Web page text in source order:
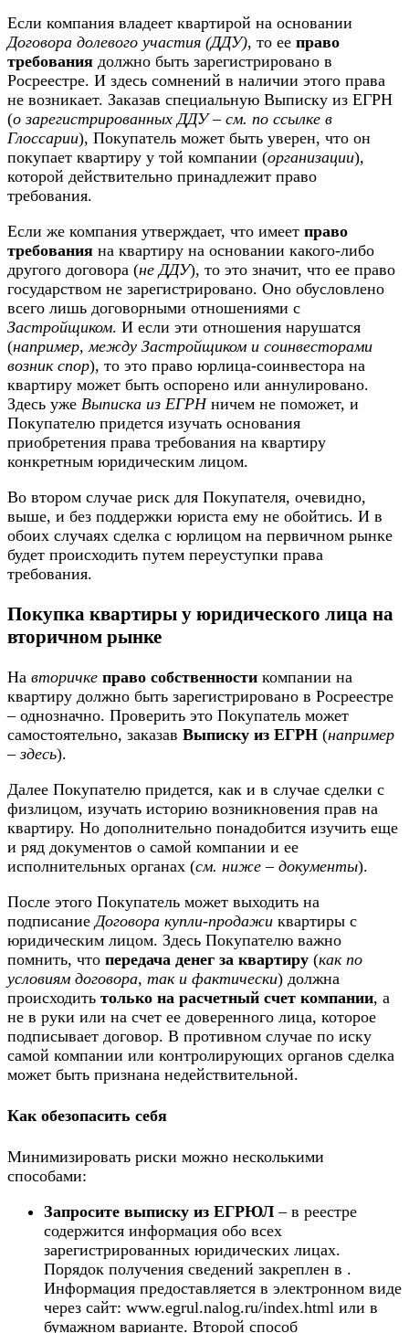
Если компания владеет квартирой на основании
Договора долевого участия (ДДУ), то ее право
требования должно быть зарегистрировано в
Росреестре. И здесь сомнений в наличии этого права
не возникает. Заказав специальную Выписку из ЕГРН
(о зарегистрированных ДДУ – см. по ссылке в
Глоссарии), Покупатель может быть уверен, что он
покупает квартиру у той компании (организации),
которой действительно принадлежит право
требования.
Если же компания утверждает, что имеет право
требования на квартиру на основании какого-либо
другого договора (не ДДУ), то это значит, что ее право
государством не зарегистрировано. Оно обусловлено
всего лишь договорными отношениями с
Застройщиком. И если эти отношения нарушатся
(например, между Застройщиком и соинвесторами
возник спор), то это право юрлица-соинвестора на
квартиру может быть оспорено или аннулировано.
Здесь уже Выписка из ЕГРНничем не поможет, и
Покупателю придется изучать основания
приобретения права требования на квартиру
конкретным юридическим лицом.
Во втором случае риск для Покупателя, очевидно,
выше, и без поддержки юриста ему не обойтись. И в
обоих случаях сделка с юрлицом на первичном рынке
будет происходить путем переуступки права
требования.
Покупка квартиры у юридического лица на
вторичном рынке
На вторичке право собственности компании на
квартиру должно быть зарегистрировано в Росреестре
– однозначно. Проверить это Покупатель может
самостоятельно, заказав Выписку из ЕГРН (например
– здесь).
Далее Покупателю придется, как и в случае сделки с
физлицом, изучать историю возникновения прав на
квартиру. Но дополнительно понадобится изучить еще
и ряд документов о самой компании и ее
исполнительных органах (см. ниже – документы).
После этого Покупатель может выходить на
подписание Договора купли-продажи квартиры с
юридическим лицом. Здесь Покупателю важно
помнить, что передача денег за квартиру (как по
условиям договора, так и фактически) должна
происходить только на расчетный счет компании, а
не в руки или на счет ее доверенного лица, которое
подписывает договор. В противном случае по иску
самой компании или контролирующих органов сделка
может быть признана недействительной.
Как обезопасить себя
Минимизировать риски можно несколькими
способами:
Запросите выписку из ЕГРЮЛ – в реестре
содержится информация обо всех
зарегистрированных юридических лицах.
Порядок получения сведений закреплен в .
Информация предоставляется в электронном виде
через сайт: www.egrul.nalog.ru/index.html или в
бумажном варианте. Второй способ